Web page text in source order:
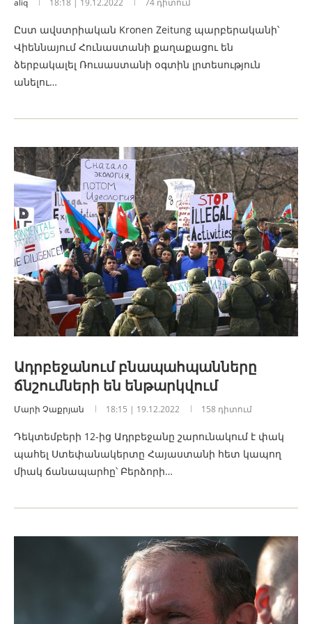
aliq 18:18 | 19.12.2022 74 դիտում
Ըստ ավստրիական Kronen Zeitung պարբերականի՝
Վիեննայում Հունաստանի քաղաքացու են
ձերբակալել Ռուսաստանի օգտին լրտեսություն
անելու…
Ադրբեջանում բնապահպանները
ճնշումների են ենթարկվում
Մարի Չաքրյան 18:15 | 19.12.2022 158 դիտում
Դեկտեմբերի 12-ից Ադրբեջանը շարունակում է փակ
պահել Ստեփանակերտը Հայաստանի հետ կապող
միակ ճանապարհը՝ Բերձորի…